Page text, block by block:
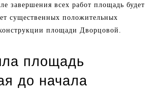
завершения всех работ площадь будет
существенных положительных
площади Дворцовой.
площадь
до начала